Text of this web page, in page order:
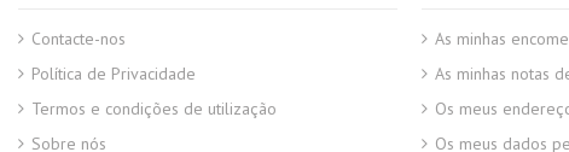
Contacte-nos
Política de Privacidade
Termos e condições de utilização
Sobre nós
As minhas
As minhas notas
Os meus
Os meus dados